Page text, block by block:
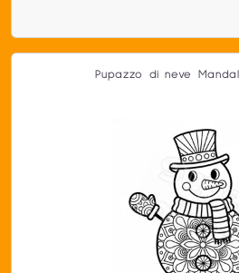
Pupazzo di neve